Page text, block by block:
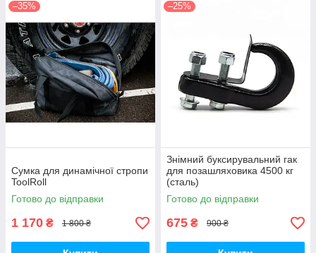
–35%
Сумка для динамічної стропи
ToolRoll
Готово до відправки
1 170 ₴ 1 800 ₴
–25%
Знімний буксирувальний гак
для позашляховика 4500 кг
(сталь)
Готово до відправки
675 ₴ 900 ₴